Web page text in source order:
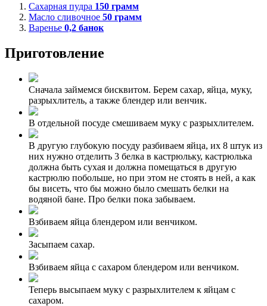
Сахарная пудра 150 грамм
Масло сливочное 50 грамм
Варенье 0,2 банок
Приготовление
Сначала займемся бисквитом. Берем сахар, яйца, муку,
разрыхлитель, а также блендер или венчик.
В отдельной посуде смешиваем муку с разрыхлителем.
В другую глубокую посуду разбиваем яйца, их 8 штук из
них нужно отделить 3 белка в кастрюльку, кастрюлька
должна быть сухая и должна помещаться в другую
кастрюлю побольше, но при этом не стоять в ней, а как
бы висеть, что бы можно было смешать белки на
водяной бане. Про белки пока забываем.
Взбиваем яйца блендером или венчиком.
Засыпаем сахар.
Взбиваем яйца с сахаром блендером или венчиком.
Теперь высыпаем муку с разрыхлителем к яйцам с
сахаром.